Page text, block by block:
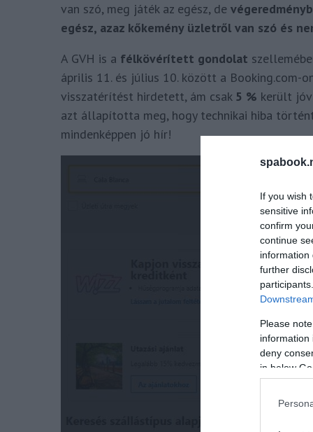
If you wish
sensitive
confirm
continue
information
further
Please
information
deny
in below
van szó, meg játék az egész, de
egész, azaz kőkemény üzletről van szó és
A GVH is a félkövérített gondolat
április 11. és július 10. között a
visszatérítést hirdetett, ám csak 5 % került
azt állapította meg, hogy technikai hiba
mindenképpen jó hír!